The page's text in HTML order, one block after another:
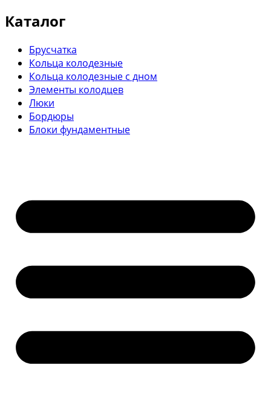
Каталог
Брусчатка
Кольца колодезные
Кольца колодезные с дном
Элементы колодцев
Люки
Бордюры
Блоки фундаментные